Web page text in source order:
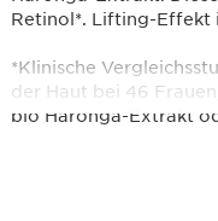
Retinol*. Lifting-Effekt
*Klinische
der Haut bei 46
bio Haronga-Extrakt